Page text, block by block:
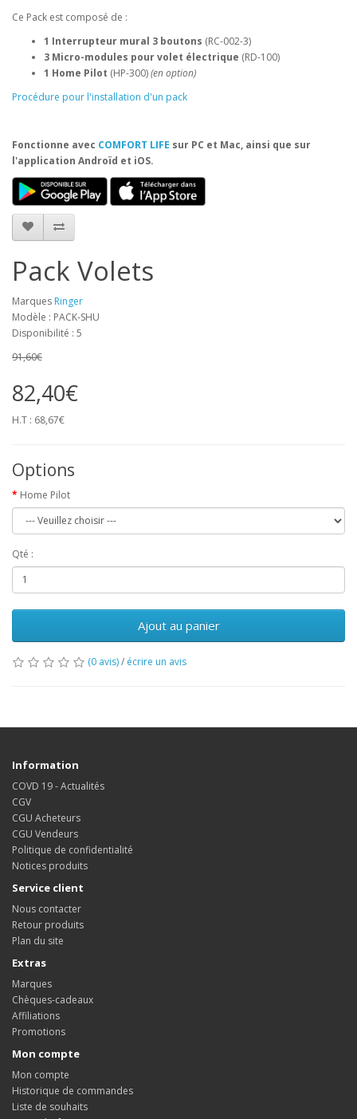
Ce Pack est composé de :
1 Interrupteur mural 3 boutons (RC-002-3)
3 Micro-modules pour volet électrique (RD-100)
1 Home Pilot (HP-300)(en option)
Procédure pour l'installation d'un pack
Fonctionne avec COMFORT LIFE sur PC et Mac, ainsi que sur
l'application Androïd et iOS.
Pack Volets
Marques Ringer
Modèle : PACK-SHU
Disponibilité : 5
91,60€
82,40€
H.T : 68,67€
Options
Home Pilot
Qté :
Ajout au panier
(0 avis)/ écrire un avis
Information
COVD 19 - Actualités
CGV
CGU Acheteurs
CGU Vendeurs
Politique de confidentialité
Notices produits
Service client
Nous contacter
Retour produits
Plan du site
Extras
Marques
Chèques-cadeaux
Affiliations
Promotions
Mon compte
Mon compte
Historique de commandes
Liste de souhaits